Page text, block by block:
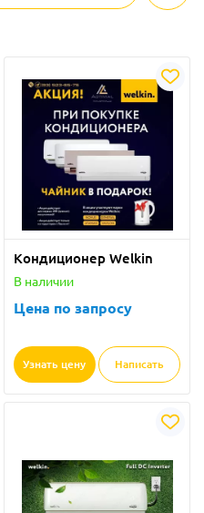
Кондиционер Welkin
В наличии
Цена по запросу
Узнать цену Написать